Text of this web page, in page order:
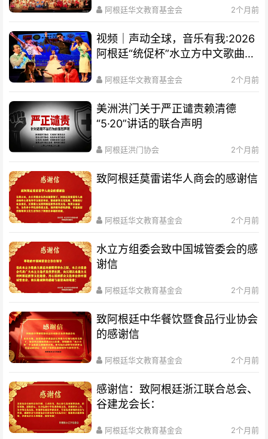
阿根廷华文教育基金会 2个月前
视频｜声动全球，音乐有我:2026
阿根廷“统促杯”水立方中文歌曲大
阿根廷华文教育基金会 2个月前
美洲洪门关于严正谴责赖清德
“5·20”讲话的联合声明
阿根廷洪门协会 2个月前
致阿根廷莫雷诺华人商会的感谢信
阿根廷华文教育基金会 2个月前
水立方组委会致中国城管委会的感
谢信
阿根廷华文教育基金会 2个月前
致阿根廷中华餐饮暨食品行业协会
的感谢信
阿根廷华文教育基金会 2个月前
感谢信：致阿根廷浙江联合总会、
谷建龙会长：
阿根廷华文教育基金会 2个月前